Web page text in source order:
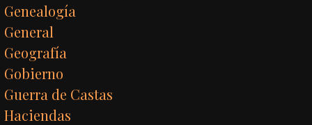
Genealogía
General
Geografía
Gobierno
Guerra de Castas
Haciendas